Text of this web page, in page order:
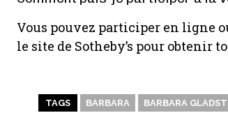
Vous pouvez participer en ligne
le site de Sotheby’s pour obtenir
TAGS BARBARA BARBARA